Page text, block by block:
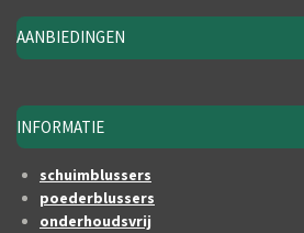
AANBIEDINGEN
INFORMATIE
schuimblussers
poederblussers
onderhoudsvrij